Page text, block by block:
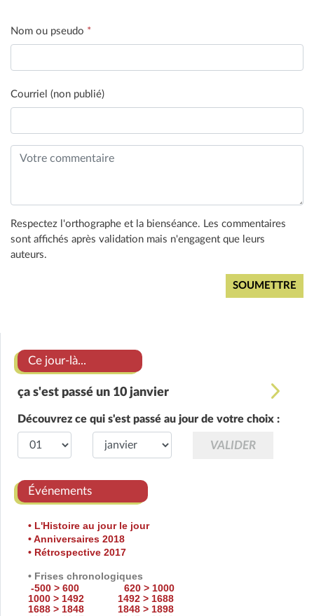
Nom ou pseudo *
Courriel (non publié)
Respectez l'orthographe et la bienséance. Les commentaires
sont affichés après validation mais n'engagent que leurs
auteurs.
Ce jour-là...
ça s'est passé un 10 janvier
Découvrez ce qui s'est passé au jour de votre choix :
Événements
• L'Histoire au jour le jour
• Anniversaires 2018
• Rétrospective 2017
• Frises chronologiques
-500 > 600
620 > 1000
1000 > 1492
1492 > 1688
1688 > 1848
1848 > 1898